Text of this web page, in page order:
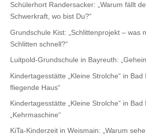
Schülerhort Randersacker: „Warum fällt
Schwerkraft, wo bist Du?“
Grundschule Kist: „Schlittenprojekt – was
Schlitten schnell?“
Luitpold-Grundschule in Bayreuth:
Kindertagesstätte „Kleine Strolche“ in Bad
fliegende Haus“
Kindertagesstätte „Kleine Strolche“ in Bad
„Kehrmaschine“
KiTa-Kinderzeit in Weismain: „Warum